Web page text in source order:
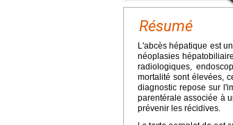
Résumé
L'abcès hépatique est
néoplasies
radiologiques,
mortalité sont élevées,
diagnostic repose sur
parentérale associée à
prévenir les récidives.